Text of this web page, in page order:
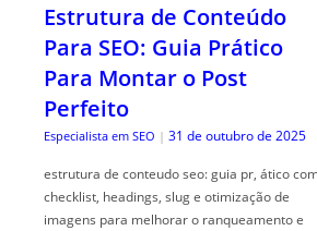
Estrutura de Conteúdo
Para SEO: Guia Prático
Para Montar o Post
Perfeito
Especialista em SEO | 31 de outubro de 2025
estrutura de conteudo seo: guia pr, ático
checklist, headings, slug e otimização de
imagens para melhorar o ranqueamento e